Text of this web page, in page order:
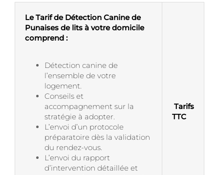
Le Tarif de Détection Canine de
Punaises de lits à votre domicile
comprend :
Détection canine de
l’ensemble de votre
logement.
Conseils et
accompagnement sur la
stratégie à adopter.
L’envoi d’un protocole
préparatoire dès la validation
du rendez-vous.
L’envoi du rapport
d’intervention détaillée et
Tarifs
TTC